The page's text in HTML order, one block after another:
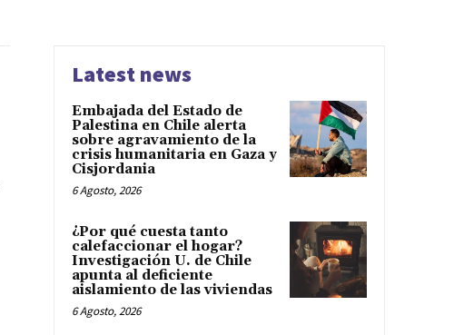
Latest news
Embajada del Estado de
Palestina en Chile alerta
sobre agravamiento de la
crisis humanitaria en Gaza y
Cisjordania
6 Agosto, 2026
¿Por qué cuesta tanto
calefaccionar el hogar?
Investigación U. de Chile
apunta al deficiente
aislamiento de las viviendas
6 Agosto, 2026